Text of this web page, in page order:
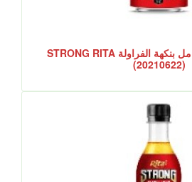
مشروب طاقة 320 مل بنكهة الفراولة STRONG RITA
(20210622)